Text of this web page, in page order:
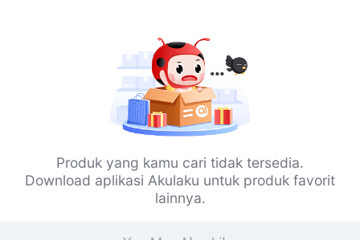
Produk yang kamu cari tidak tersedia.
Download aplikasi Akulaku untuk produk favorit
lainnya.